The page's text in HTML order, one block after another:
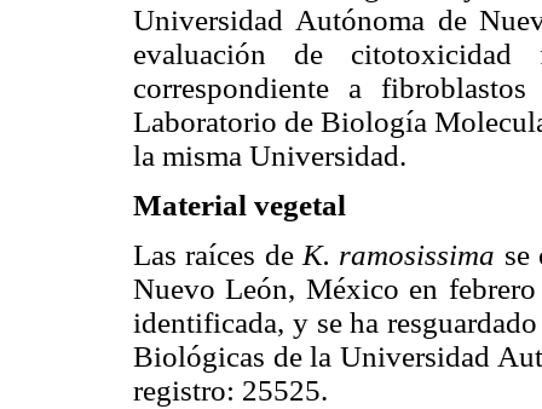
Universidad Autónoma de
evaluación de
correspondiente a
Laboratorio de Biología
la misma Universidad.
Material vegetal
Las raíces de K. ramosissima se
Nuevo León, México en
identificada, y se ha
Biológicas de la Universidad
registro: 25525.